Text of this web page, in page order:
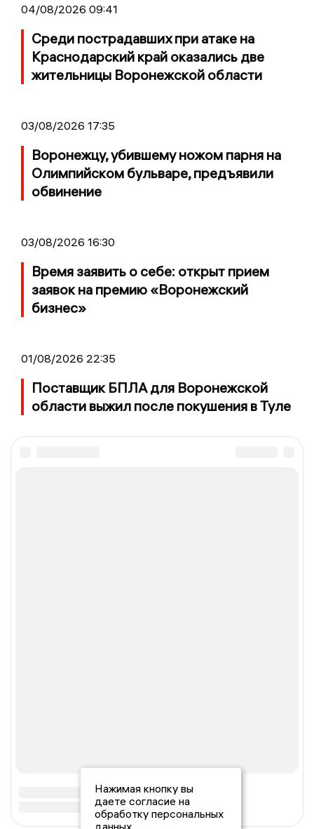
04/08/2026 09:41
Среди пострадавших при атаке на
Краснодарский край оказались две
жительницы Воронежской области
03/08/2026 17:35
Воронежцу, убившему ножом парня на
Олимпийском бульваре, предъявили
обвинение
03/08/2026 16:30
Время заявить о себе: открыт прием
заявок на премию «Воронежский
бизнес»
01/08/2026 22:35
Поставщик БПЛА для Воронежской
области выжил после покушения в Туле
Нажимая кнопку вы
даете согласие на
обработку персональных
данных